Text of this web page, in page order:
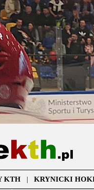
KTH| KRYNICKI